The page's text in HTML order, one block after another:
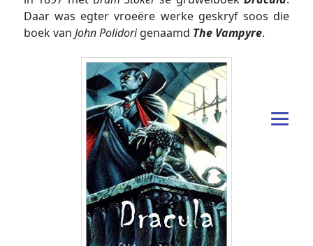
Daar was egter vroeëre werke geskryf soos die
boek vanJohn Polidorigenaamd The Vampyre.